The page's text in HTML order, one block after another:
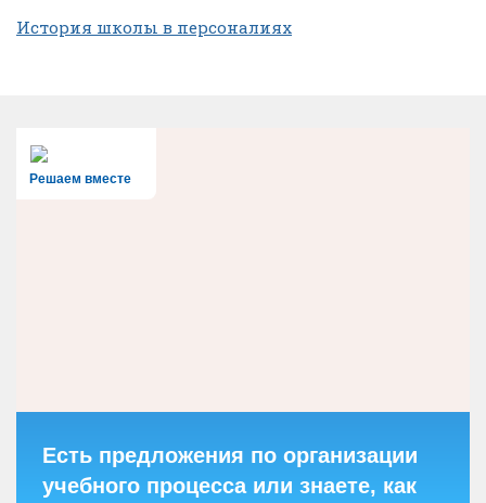
История школы в персоналиях
Решаем вместе
Есть предложения по организации
учебного процесса или знаете, как